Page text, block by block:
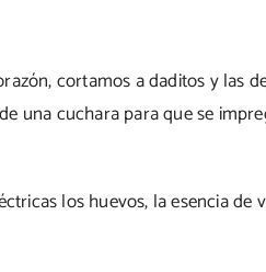
cortamos a daditos y las
una cuchara para que se
los huevos, la esencia de